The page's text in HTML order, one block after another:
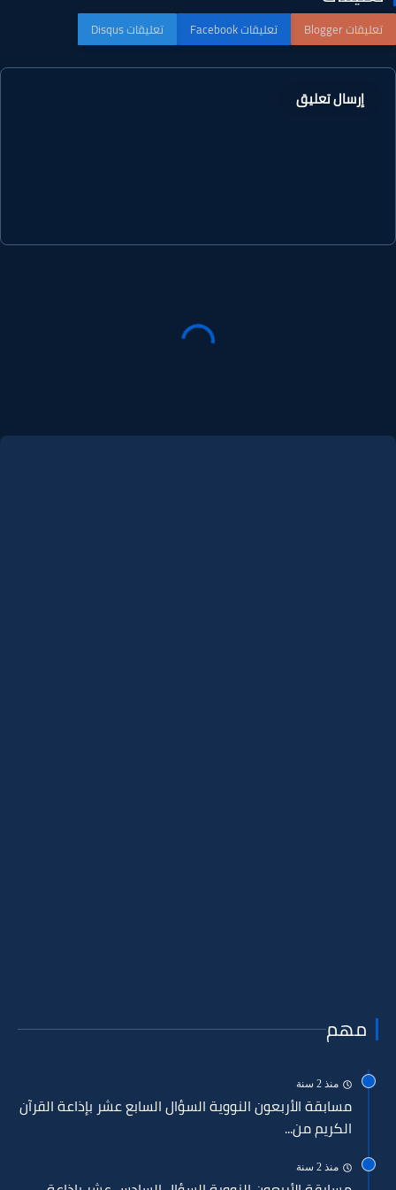
إرسال تعليق
مهم
منذ 2 سنة
مسابقة الأربعون النووية السؤال السابع عشر بإذاعة القرآن
الكريم من...
منذ 2 سنة